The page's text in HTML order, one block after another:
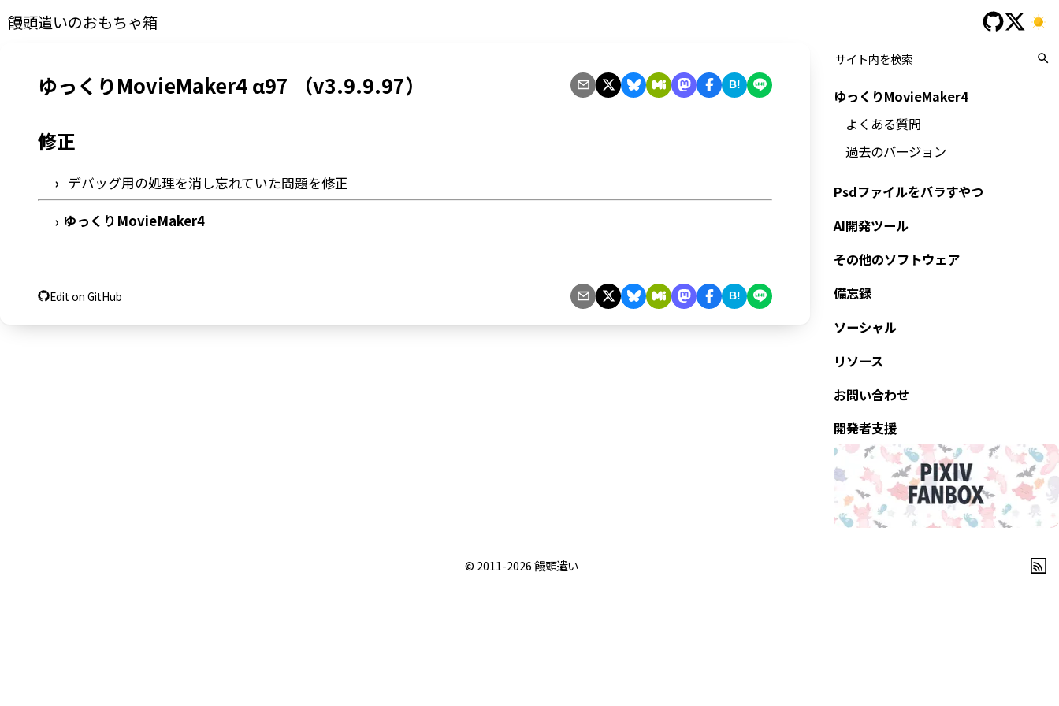
饅頭遣いのおもちゃ箱
ゆっくりMovieMaker4 α97 （v3.9.9.97） B!
修正
デバッグ用の処理を消し忘れていた問題を修正
› ゆっくりMovieMaker4
Edit on GitHub B!
ゆっくりMovieMaker4
よくある質問
過去のバージョン
Psdファイルをバラすやつ
AI開発ツール
その他のソフトウェア
備忘録
ソーシャル
リソース
お問い合わせ
開発者支援
© 2011-2026饅頭遣い